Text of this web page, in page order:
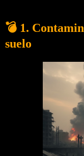
💣 1.
suelo